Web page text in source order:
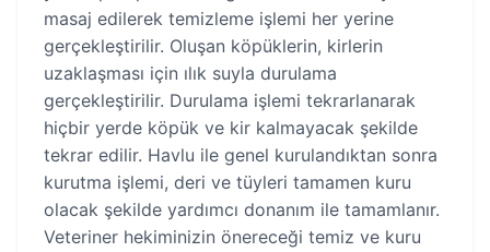
masaj edilerek temizleme işlemi her yerine
gerçekleştirilir. Oluşan köpüklerin, kirlerin
uzaklaşması için ılık suyla durulama
gerçekleştirilir. Durulama işlemi tekrarlanarak
hiçbir yerde köpük ve kir kalmayacak şekilde
tekrar edilir. Havlu ile genel kurulandıktan sonra
kurutma işlemi, deri ve tüyleri tamamen kuru
olacak şekilde yardımcı donanım ile tamamlanır.
Veteriner hekiminizin önereceği temiz ve kuru